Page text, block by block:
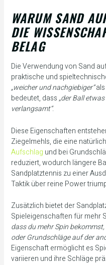
WARUM SAND
DIE
BELAG
Die Verwendung von Sand
praktische und
„weicher und nachgiebiger“als
bedeutet, dass„der Ball
verlangsamt“.
Diese Eigenschaften
Ziegelmehls, die eine
Aufschlag und bei
reduziert, wodurch längere
Sandplatztennis zu einer
Taktik über reine Power
Zusätzlich bietet der
Spieleigenschaften für mehr
dass du mehr Spin
oder Grundschläge auf der
Eigenschaft ermöglicht es
variieren und ihre Schläge